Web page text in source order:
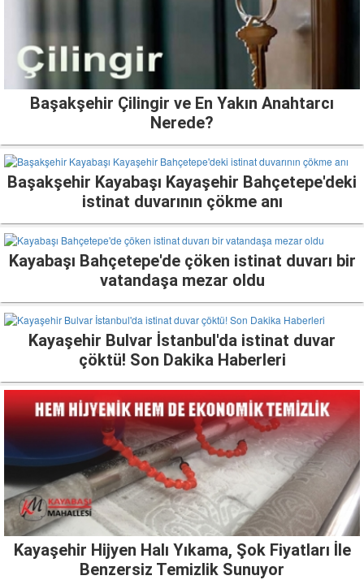
Başakşehir Çilingir ve En Yakın Anahtarcı
Nerede?
Başakşehir Kayabaşı Kayaşehir Bahçetepe'deki
istinat duvarının çökme anı
Kayabaşı Bahçetepe'de çöken istinat duvarı bir
vatandaşa mezar oldu
Kayaşehir Bulvar İstanbul'da istinat duvar
çöktü! Son Dakika Haberleri
Kayaşehir Hijyen Halı Yıkama, Şok Fiyatları İle
Benzersiz Temizlik Sunuyor